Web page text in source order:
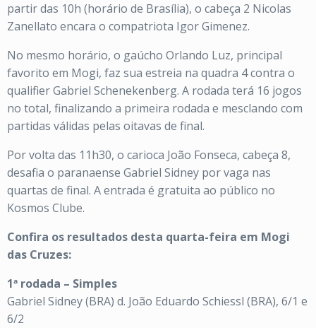
partir das 10h (horário de Brasília), o cabeça 2 Nicolas
Zanellato encara o compatriota Igor Gimenez.
No mesmo horário, o gaúcho Orlando Luz, principal
favorito em Mogi, faz sua estreia na quadra 4 contra o
qualifier Gabriel Schenekenberg. A rodada terá 16 jogos
no total, finalizando a primeira rodada e mesclando com
partidas válidas pelas oitavas de final.
Por volta das 11h30, o carioca João Fonseca, cabeça 8,
desafia o paranaense Gabriel Sidney por vaga nas
quartas de final. A entrada é gratuita ao público no
Kosmos Clube.
Confira os resultados desta quarta-feira em Mogi
das Cruzes:
1ª rodada – Simples
Gabriel Sidney (BRA) d. João Eduardo Schiessl (BRA), 6/1 e
6/2